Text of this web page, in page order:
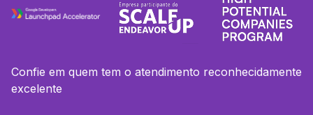
Confie em quem tem o atendimento reconhecidamente
excelente